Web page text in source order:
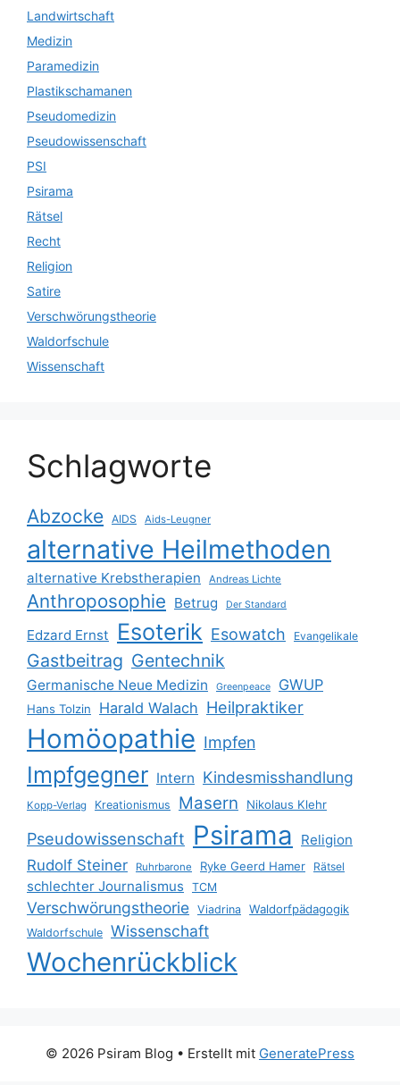
Landwirtschaft
Medizin
Paramedizin
Plastikschamanen
Pseudomedizin
Pseudowissenschaft
PSI
Psirama
Rätsel
Recht
Religion
Satire
Verschwörungstheorie
Waldorfschule
Wissenschaft
Schlagworte
Abzocke AIDS Aids-Leugner
alternative Heilmethoden
alternative Krebstherapien Andreas Lichte
Anthroposophie Betrug Der Standard
Edzard Ernst Esoterik Esowatch Evangelikale
Gastbeitrag Gentechnik
Germanische Neue Medizin Greenpeace GWUP
Hans Tolzin Harald Walach Heilpraktiker
Homöopathie Impfen
Impfgegner Intern Kindesmisshandlung
Kopp-Verlag Kreationismus Masern Nikolaus Klehr
Pseudowissenschaft Psirama Religion
Rudolf Steiner Ruhrbarone Ryke Geerd Hamer Rätsel
schlechter Journalismus TCM
Verschwörungstheorie Viadrina Waldorfpädagogik
Waldorfschule Wissenschaft
Wochenrückblick
© 2026 Psiram Blog • Erstellt mit GeneratePress